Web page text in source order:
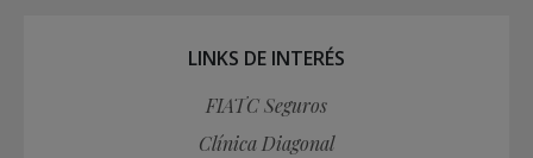
LINKS DE INTERÉS
FIATC Seguros
Clínica Diagonal